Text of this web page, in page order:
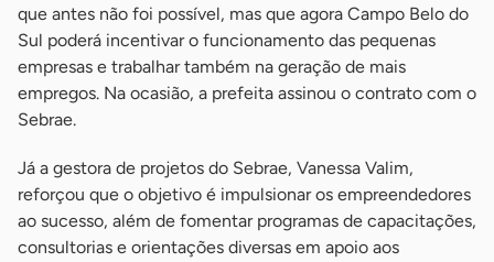
que antes não foi possível, mas que agora Campo Belo do
Sul poderá incentivar o funcionamento das pequenas
empresas e trabalhar também na geração de mais
empregos. Na ocasião, a prefeita assinou o contrato com o
Sebrae.
Já a gestora de projetos do Sebrae, Vanessa Valim,
reforçou que o objetivo é impulsionar os empreendedores
ao sucesso, além de fomentar programas de capacitações,
consultorias e orientações diversas em apoio aos